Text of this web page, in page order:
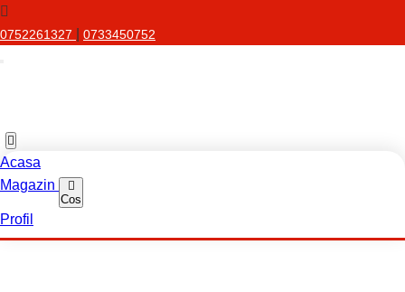
0752261327 0733450752
Acasa
Magazin
Cos
Profil